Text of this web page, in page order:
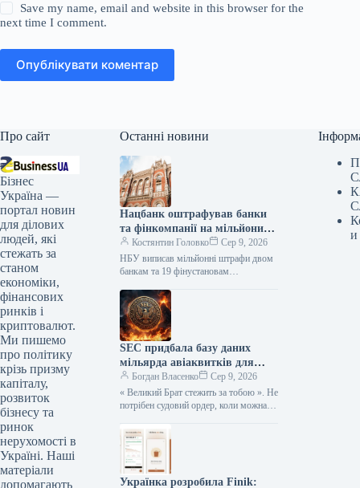
Save my name, email and website in this browser for the
next time I comment.
Опублікувати коментар
Про сайт
Бізнес
Україна —
портал новин
для ділових
людей, які
стежать за
станом
економіки,
фінансових
ринків і
криптовалют.
Ми пишемо
про політику
крізь призму
капіталу,
розвиток
бізнесу та
ринок
нерухомості в
Україні. Наші
матеріали
допомагають
Останні новини
Нацбанк оштрафував банки
та фінкомпанії на мільйони
гривень за порушення
Костянтин Головко
Сер 9, 2026
НБУ виписав мільйонні штрафи двом
банкам та 19 фінустановам
застосував заходи впливу до двох
банків…
SEC придбала базу даних
мільярда авіаквитків для
відстеження подорожей
Богдан Власенко
Сер 9, 2026
« Великий Брат стежить за тобою ». Не
потрібен судовий ордер, коли можна
карткою. Комісія з цінних…
Українка розробила Finik:
и